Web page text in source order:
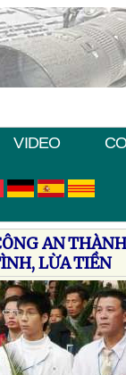
VIDEO
AN
LỪA TIỀN